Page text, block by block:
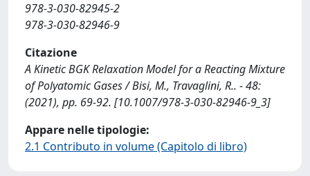
978-3-030-82945-2
978-3-030-82946-9
Citazione
A Kinetic BGK Relaxation Model for a Reacting Mixture
of Polyatomic Gases / Bisi, M., Travaglini, R.. - 48:
(2021), pp. 69-92. [10.1007/978-3-030-82946-9_3]
Appare nelle tipologie:
2.1 Contributo in volume (Capitolo di libro)